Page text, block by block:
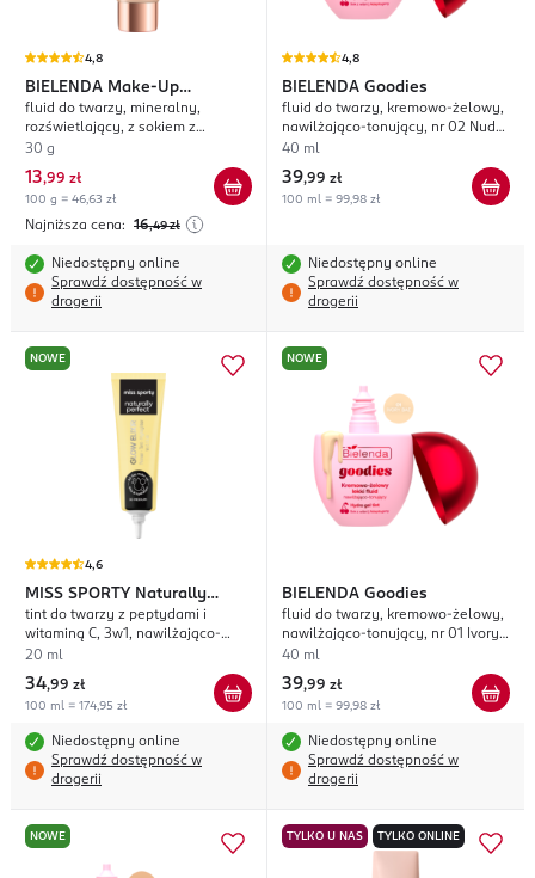
4,8
BIELENDA Make-Up
Academie Vege Flumi
fluid do twarzy, mineralny,
rozświetlający, z sokiem z
truskawki, nr 03 Słoneczny
30 g
13,99 zł
100 g = 46,63 zł
Najniższa cena: 16,49 zł
Niedostępny online
Sprawdź dostępność w
drogerii
4,8
BIELENDA Goodies
fluid do twarzy, kremowo-żelowy,
nawilżająco-tonujący, nr 02 Nude
Vibe
40 ml
39,99 zł
100 ml = 99,98 zł
Niedostępny online
Sprawdź dostępność w
drogerii
NOWE
4,6
MISS SPORTY Naturally
Perfect Glow Elixir
tint do twarzy z peptydami i
witaminą C, 3w1, nawilżająco-
rozświetlający, nr 30 Medium
20 ml
34,99 zł
100 ml = 174,95 zł
Niedostępny online
Sprawdź dostępność w
drogerii
NOWE
BIELENDA Goodies
fluid do twarzy, kremowo-żelowy,
nawilżająco-tonujący, nr 01 Ivory
Bae
40 ml
39,99 zł
100 ml = 99,98 zł
Niedostępny online
Sprawdź dostępność w
drogerii
NOWE TYLKO U NAS TYLKO ONLINE